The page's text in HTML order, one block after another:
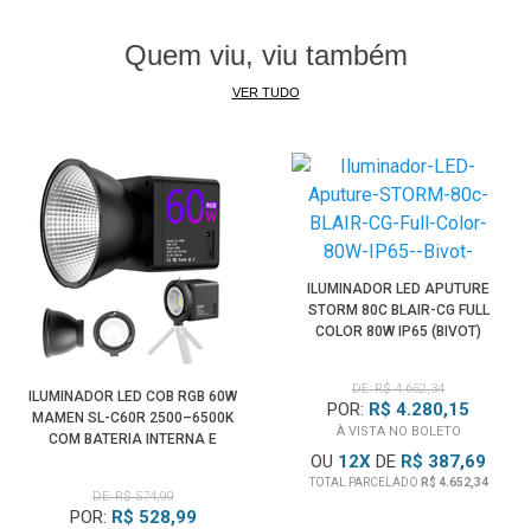
Quem viu, viu também
VER TUDO
ILUMINADOR LED COB RGB 60W
MAMEN SL-C60R 2500–6500K
COM BATERIA INTERNA E
DE: R$ 574,99
POR: R$ 528,99
ILUMINADOR LED APUTURE
STORM 80C BLAIR-CG FULL
COLOR 80W IP65 (BIVOT)
DE: R$ 4.652,34
POR: R$ 4.280,15
À VISTA NO BOLETO
OU 12X DE R$ 387,69
TOTAL PARCELADO R$ 4.652,34